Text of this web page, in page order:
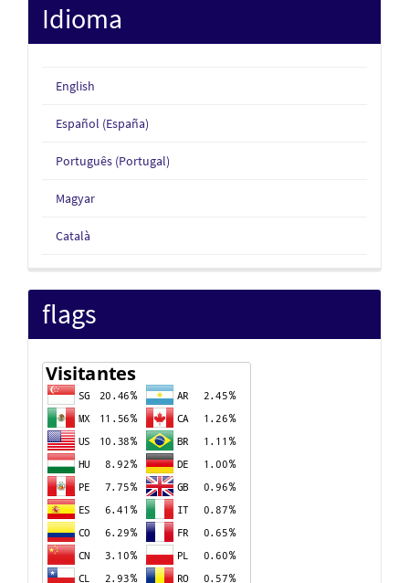
Idioma
English
Español (España)
Português (Portugal)
Magyar
Català
flags